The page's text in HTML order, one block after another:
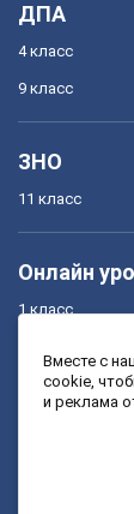
ДПА
4 класс
9 класс
ЗНО
11 класс
Онлайн
1 класс
3 класс
Вместе с
cookie,
и реклама